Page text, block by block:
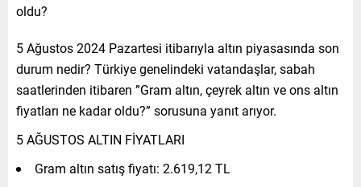
oldu?
5 Ağustos 2024 Pazartesi itibarıyla altın piyasasında son
durum nedir? Türkiye genelindeki vatandaşlar, sabah
saatlerinden itibaren ”Gram altın, çeyrek altın ve ons altın
fiyatları ne kadar oldu?” sorusuna yanıt arıyor.
5 AĞUSTOS ALTIN FİYATLARI
Gram altın satış fiyatı: 2.619,12 TL